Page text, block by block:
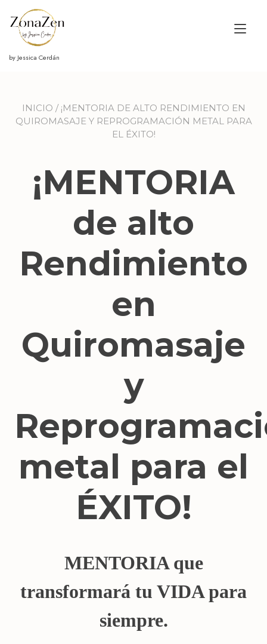
contenido
by Jessica Cerdán
INICIO / ¡MENTORIA DE ALTO RENDIMIENTO EN
QUIROMASAJE Y REPROGRAMACIÓN METAL PARA
EL ÉXITO!
¡MENTORIA
de alto
Rendimiento
en
Quiromasaje
y
metal para el
ÉXITO!
MENTORIA que
transformará tu VIDA para
siempre.